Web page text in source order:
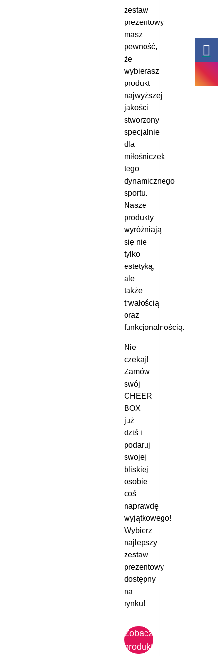
zestaw
prezentowy
masz
pewność,
że
wybierasz
produkt
najwyższej
jakości
stworzony
specjalnie
dla
miłośniczek
tego
dynamicznego
sportu.
Nasze
produkty
wyróżniają
się nie
tylko
estetyką,
ale
także
trwałością
oraz
funkcjonalnością.
Nie
czekaj!
Zamów
swój
CHEER
BOX
już
dziś i
podaruj
swojej
bliskiej
osobie
coś
naprawdę
wyjątkowego!
Wybierz
najlepszy
zestaw
prezentowy
dostępny
na
rynku!
Zobacz
produkt